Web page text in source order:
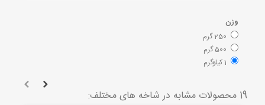
وزن
250 گرم
500 گرم
1 کیلوگرم
19 محصولات مشابه در شاخه های مختلف: